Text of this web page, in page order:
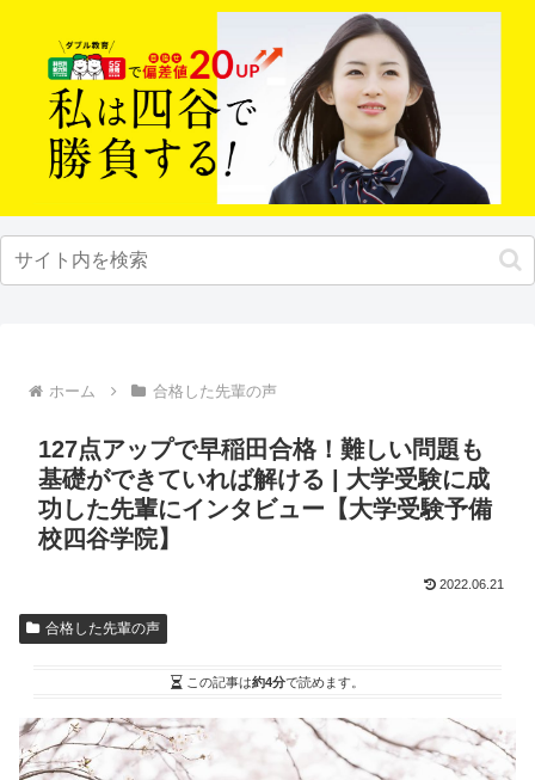
ホーム 合格した先輩の声
127点アップで早稲田合格！難しい問題も
基礎ができていれば解ける | 大学受験に成
功した先輩にインタビュー【大学受験予備
校四谷学院】
2022.06.21
合格した先輩の声
この記事は約4分で読めます。